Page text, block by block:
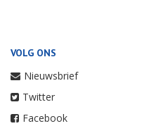
VOLG ONS
Nieuwsbrief
Twitter
Facebook